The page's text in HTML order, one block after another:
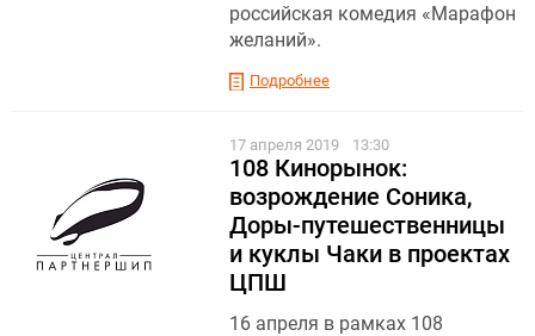
российская комедия «Марафон
желаний».
Подробнее
17 апреля 2019 13:30
108 Кинорынок:
возрождение Соника,
Доры-путешественницы
и куклы Чаки в проектах
ЦПШ
16 апреля в рамках 108